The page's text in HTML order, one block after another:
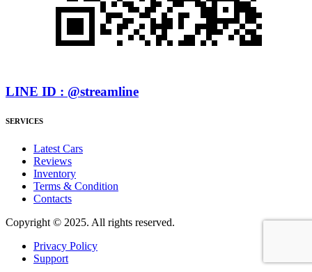
LINE ID : @streamline
SERVICES
Latest Cars
Reviews
Inventory
Terms & Condition
Contacts
Copyright © 2025. All rights reserved.
Privacy Policy
Support